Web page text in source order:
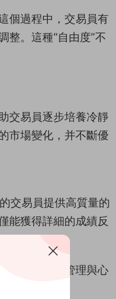
個過程中，交易員有
整。這種“自由度”不
交易員逐步培養冷靜
市場變化，并不斷優
交易員提供高質量的
能獲得詳細的成績反
決策、風險管理與心
易員，通過